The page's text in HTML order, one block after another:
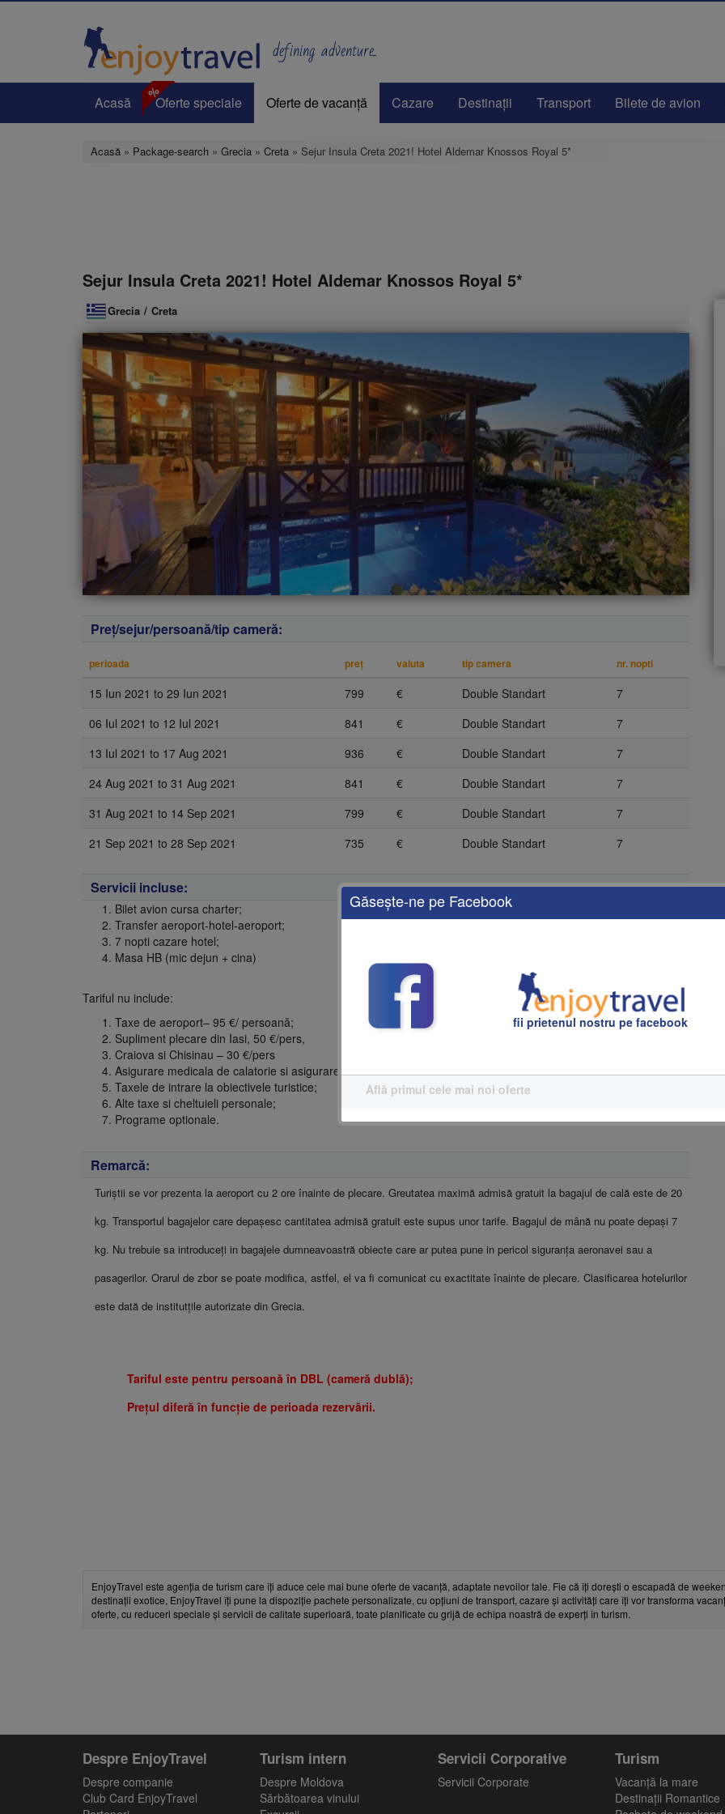
defining adventure..
Acasă
%
Oferte speciale Oferte de vacanță Cazare Destinaţii Transport Bilete de avion
Acasă » Package-search » Grecia » Creta » Sejur Insula Creta 2021! Hotel Aldemar Knossos Royal 5*
Sejur Insula Creta 2021! Hotel Aldemar Knossos Royal 5*
Grecia / Creta
Preţ/sejur/persoană/tip cameră:
perioada preţ valuta tip camera nr. nopti
15 Iun 2021 to 29 Iun 2021 799 € Double Standart
7
06 Iul 2021 to 12 Iul 2021 841 € Double Standart
7
13 Iul 2021 to 17 Aug 2021 936 € Double Standart
7
24 Aug 2021 to 31 Aug 2021 841 € Double Standart
7
31 Aug 2021 to 14 Sep 2021 799 € Double Standart
7
21 Sep 2021 to 28 Sep 2021 735 € Double Standart 7
Servicii incluse:
Bilet avion cursa charter;
Transfer aeroport-hotel-aeroport;
7 nopti cazare hotel;
Masa HB (mic dejun + cina)
Tariful nu include:
Taxe de aeroport– 95 €/ persoană;
Supliment plecare din Iasi, 50 €/pers,
Craiova si Chisinau – 30 €/pers
Asigurare medicala de calatorie si asigurarea storno;
Taxele de intrare la obiectivele turistice;
Alte taxe si cheltuieli personale;
Programe optionale.
Remarcă:
Turiștii se vor prezenta la aeroport cu 2 ore înainte de plecare. Greutatea maximă admisă gratuit la bagajul de cală este de 20
kg. Transportul bagajelor care depașesc cantitatea admisă gratuit este supus unor tarife. Bagajul de mână nu poate depași 7
kg. Nu trebuie sa introduceţi in bagajele dumneavoastră obiecte care ar putea pune in pericol siguranţa aeronavei sau a
pasagerilor. Orarul de zbor se poate modifica, astfel, el va fi comunicat cu exactitate înainte de plecare. Clasificarea hotelurilor
este dată de institutţile autorizate din Grecia.
Tariful este pentru persoană în DBL (cameră dublă);
Prețul diferă în funcție de perioada rezervării.
EnjoyTravel este agenția de turism care îți aduce cele mai bune oferte de vacanță, adaptate nevoilor tale. Fie că îți dorești o escapadă de
destinații exotice, EnjoyTravel îți pune la dispoziție pachete personalizate, cu opțiuni de transport, cazare și activități care îți vor transforma
oferte, cu reduceri speciale și servicii de calitate superioară, toate planificate cu grijă de echipa noastră de experți în turism.
Despre EnjoyTravel
Despre companie
Club Card EnjoyTravel
Turism intern
Despre Moldova
Sărbătoarea vinului
Servicii Corporative
Servicii Corporate
Turism
Vacanţă la mare
Destinații Romantice
Găseşte-ne pe Facebook
fii prietenul nostru pe facebook
Află primul cele mai noi oferte